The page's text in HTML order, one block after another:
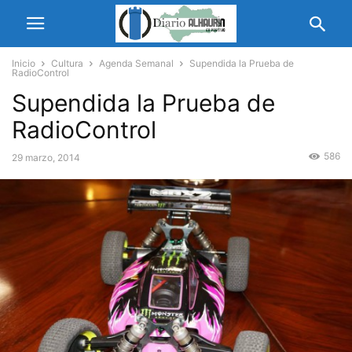
Inicio Cultura Agenda Semanal
Supendida la Prueba de
RadioControl
Supendida la Prueba de
RadioControl
29 marzo, 2014 586